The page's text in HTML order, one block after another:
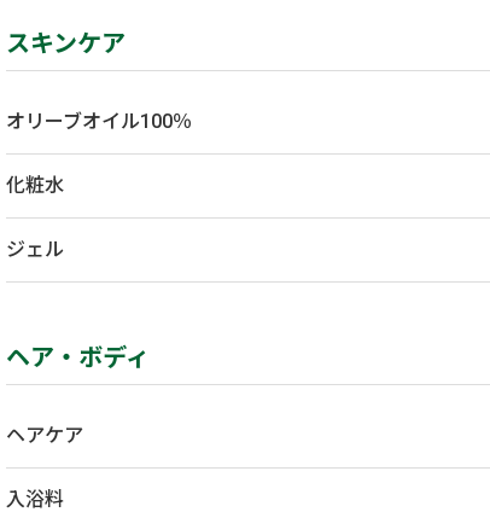
スキンケア
オリーブオイル100％
化粧水
ジェル
ヘア・ボディ
ヘアケア
入浴料